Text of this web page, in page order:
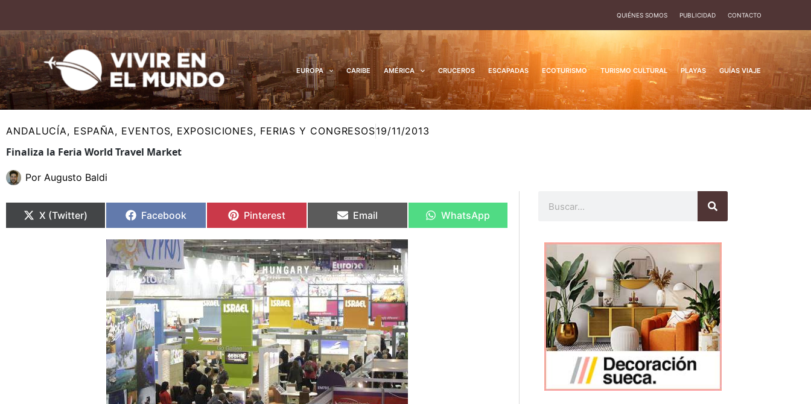
contenido
QUIÉNES SOMOS PUBLICIDAD CONTACTO
EUROPA CARIBE AMÉRICA CRUCEROS ESCAPADAS ECOTURISMO TURISMO CULTURAL PLAYAS GUÍAS VIAJE
ANDALUCÍA, ESPAÑA, EVENTOS, EXPOSICIONES, FERIAS Y CONGRESOS19/11/2013
Finaliza la Feria World Travel Market
Por Augusto Baldi
en
X (Twitter)
en
Facebook
en
Pinterest
en
Email
en
WhatsApp
en
en
en
en
en